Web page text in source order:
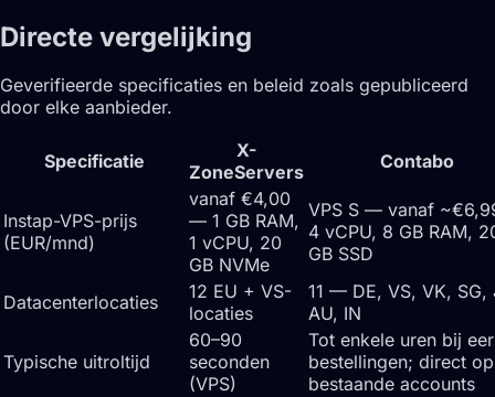
Directe vergelijking
Geverifieerde specificaties en beleid zoals gepubliceerd
door elke aanbieder.
Specificatie
X-
ZoneServers
Contabo
Instap-VPS-prijs
(EUR/mnd)
vanaf €4,00
— 1 GB RAM,
1 vCPU, 20
GB NVMe
VPS S — vanaf
4 vCPU, 8 GB RAM,
GB SSD
Datacenterlocaties
12 EU + VS-
locaties
11 — DE, VS, VK, SG,
AU, IN
Typische uitroltijd
60–90
seconden
(VPS)
Tot enkele uren bij
bestellingen; direct op
bestaande accounts